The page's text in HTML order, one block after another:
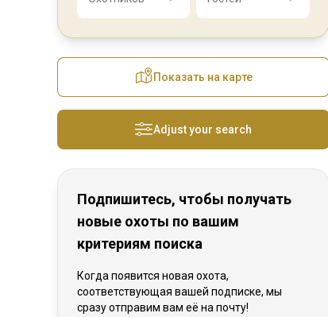
Показать на карте
Adjust your search
Подпишитесь, чтобы получать
новые охоты по вашим
критериям поиска
Когда появится новая охота,
соответствующая вашей подписке, мы
сразу отправим вам её на почту!